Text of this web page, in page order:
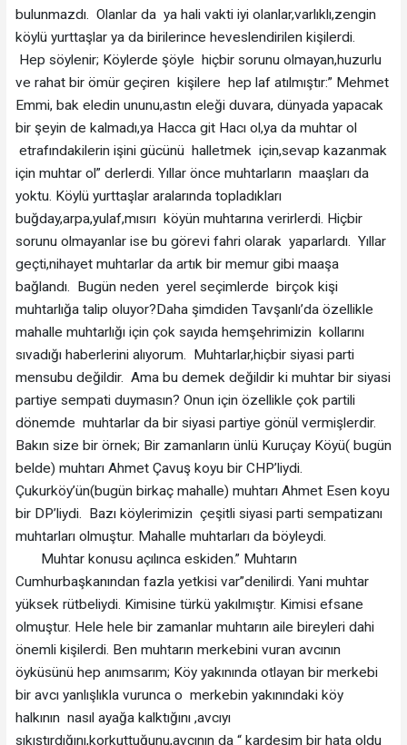
bulunmazdı. Olanlar da ya hali vakti iyi olanlar,varlıklı,zengin
köylü yurttaşlar ya da birilerince heveslendirilen kişilerdi.
Hep söylenir; Köylerde şöyle hiçbir sorunu olmayan,huzurlu
ve rahat bir ömür geçiren kişilere hep laf atılmıştır:” Mehmet
Emmi, bak eledin ununu,astın eleği duvara, dünyada yapacak
bir şeyin de kalmadı,ya Hacca git Hacı ol,ya da muhtar ol
etrafındakilerin işini gücünü halletmek için,sevap kazanmak
için muhtar ol” derlerdi. Yıllar önce muhtarların maaşları da
yoktu. Köylü yurttaşlar aralarında topladıkları
buğday,arpa,yulaf,mısırı köyün muhtarına verirlerdi. Hiçbir
sorunu olmayanlar ise bu görevi fahri olarak yaparlardı. Yıllar
geçti,nihayet muhtarlar da artık bir memur gibi maaşa
bağlandı. Bugün neden yerel seçimlerde birçok kişi
muhtarlığa talip oluyor?Daha şimdiden Tavşanlı’da özellikle
mahalle muhtarlığı için çok sayıda hemşehrimizin kollarını
sıvadığı haberlerini alıyorum. Muhtarlar,hiçbir siyasi parti
mensubu değildir. Ama bu demek değildir ki muhtar bir siyasi
partiye sempati duymasın? Onun için özellikle çok partili
dönemde muhtarlar da bir siyasi partiye gönül vermişlerdir.
Bakın size bir örnek; Bir zamanların ünlü Kuruçay Köyü( bugün
belde) muhtarı Ahmet Çavuş koyu bir CHP’liydi.
Çukurköy’ün(bugün birkaç mahalle) muhtarı Ahmet Esen koyu
bir DP’liydi. Bazı köylerimizin çeşitli siyasi parti sempatizanı
muhtarları olmuştur. Mahalle muhtarları da böyleydi.
Muhtar konusu açılınca eskiden.” Muhtarın
Cumhurbaşkanından fazla yetkisi var”denilirdi. Yani muhtar
yüksek rütbeliydi. Kimisine türkü yakılmıştır. Kimisi efsane
olmuştur. Hele hele bir zamanlar muhtarın aile bireyleri dahi
önemli kişilerdi. Ben muhtarın merkebini vuran avcının
öyküsünü hep anımsarım; Köy yakınında otlayan bir merkebi
bir avcı yanlışlıkla vurunca o merkebin yakınındaki köy
halkının nasıl ayağa kalktığını ,avcıyı
sıkıştırdığını,korkuttuğunu,avcının da “ kardeşim bir hata oldu